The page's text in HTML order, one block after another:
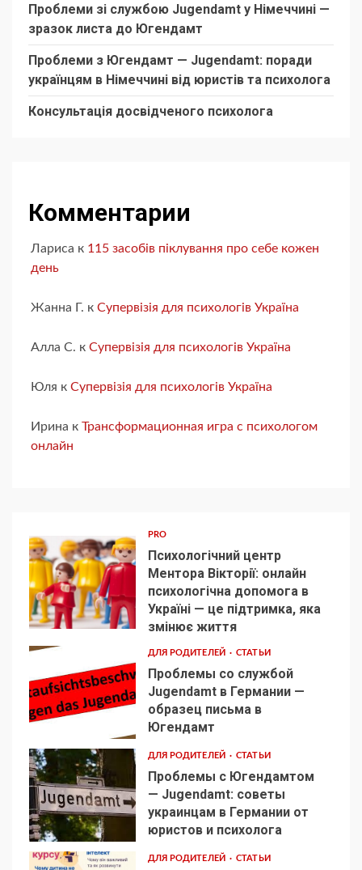
Проблеми зі службою Jugendamt у Німеччині —
зразок листа до Югендамт
Проблеми з Югендамт — Jugendamt: поради
українцям в Німеччині від юристів та психолога
Консультація досвідченого психолога
Комментарии
Лариса к 115 засобів піклування про себе кожен
день
Жанна Г. к Супервізія для психологів Україна
Алла С. к Супервізія для психологів Україна
Юля к Супервізія для психологів Україна
Ирина к Трансформационная игра с психологом
онлайн
1
PRO
Психологічний центр
Ментора Вікторії: онлайн
психологічна допомога в
Україні — це підтримка, яка
змінює життя
2
ДЛЯ РОДИТЕЛЕЙ СТАТЬИ
Проблемы со службой
Jugendamt в Германии —
образец письма в
Югендамт
3
ДЛЯ РОДИТЕЛЕЙ СТАТЬИ
Проблемы с Югендамтом
— Jugendamt: советы
украинцам в Германии от
юристов и психолога
ДЛЯ РОДИТЕЛЕЙ СТАТЬИ